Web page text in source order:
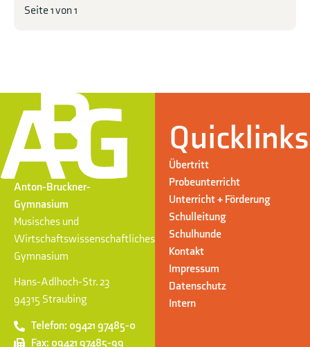
Seite 1 von 1
Anton-Bruckner-
Gymnasium
Musisches und
Wirtschaftswissenschaftliches
Gymnasium
Hans-Adlhoch-Str. 23
94315 Straubing
Telefon: 09421 97485-0
Fax: 09421 97485-99
Quicklinks
Übertritt
Probeunterricht
Unterricht + Förderung
Schulleitung
Schulhunde
Kontakt
Impressum
Datenschutz
Intern